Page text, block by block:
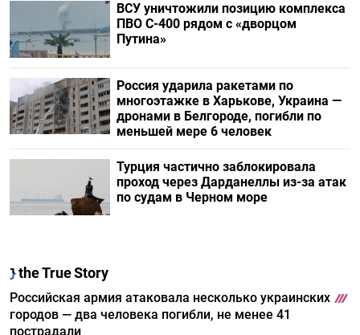
ВСУ уничтожили позицию комплекса
ПВО С-400 рядом с «дворцом
Путина»
Россия ударила ракетами по
многоэтажке в Харькове, Украина —
дронами в Белгороде, погибли по
меньшей мере 6 человек
Турция частично заблокировала
проход через Дарданеллы из-за атак
по судам в Черном море